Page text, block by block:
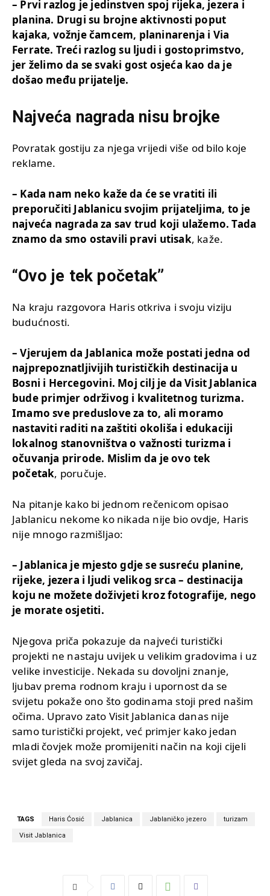
– Prvi razlog je jedinstven spoj rijeka, jezera i
planina. Drugi su brojne aktivnosti poput
kajaka, vožnje čamcem, planinarenja i Via
Ferrate. Treći razlog su ljudi i gostoprimstvo,
jer želimo da se svaki gost osjeća kao da je
došao među prijatelje.
Najveća nagrada nisu brojke
Povratak gostiju za njega vrijedi više od bilo koje
reklame.
– Kada nam neko kaže da će se vratiti ili
preporučiti Jablanicu svojim prijateljima, to je
najveća nagrada za sav trud koji ulažemo. Tada
znamo da smo ostavili pravi utisak, kaže.
“Ovo je tek početak”
Na kraju razgovora Haris otkriva i svoju viziju
budućnosti.
– Vjerujem da Jablanica može postati jedna od
najprepoznatljivijih turističkih destinacija u
Bosni i Hercegovini. Moj cilj je da Visit Jablanica
bude primjer održivog i kvalitetnog turizma.
Imamo sve preduslove za to, ali moramo
nastaviti raditi na zaštiti okoliša i edukaciji
lokalnog stanovništva o važnosti turizma i
očuvanja prirode. Mislim da je ovo tek
početak, poručuje.
Na pitanje kako bi jednom rečenicom opisao
Jablanicu nekome ko nikada nije bio ovdje, Haris
nije mnogo razmišljao:
– Jablanica je mjesto gdje se susreću planine,
rijeke, jezera i ljudi velikog srca – destinacija
koju ne možete doživjeti kroz fotografije, nego
je morate osjetiti.
Njegova priča pokazuje da najveći turistički
projekti ne nastaju uvijek u velikim gradovima i uz
velike investicije. Nekada su dovoljni znanje,
ljubav prema rodnom kraju i upornost da se
svijetu pokaže ono što godinama stoji pred našim
očima. Upravo zato Visit Jablanica danas nije
samo turistički projekt, već primjer kako jedan
mladi čovjek može promijeniti način na koji cijeli
svijet gleda na svoj zavičaj.
TAGS Haris Ćosić Jablanica Jablaničko jezero turizam
Visit Jablanica